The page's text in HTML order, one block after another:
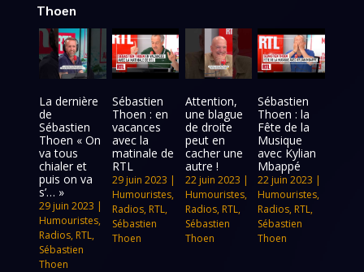
Thoen
La dernière
de
Sébastien
Thoen « On
va tous
chialer et
puis on va
s’… »
29 juin 2023 |
Humouristes,
Radios, RTL,
Sébastien
Thoen
Sébastien
Thoen : en
vacances
avec la
matinale de
RTL
29 juin 2023 |
Humouristes,
Radios, RTL,
Sébastien
Thoen
Attention,
une blague
de droite
peut en
cacher une
autre !
22 juin 2023 |
Humouristes,
Radios, RTL,
Sébastien
Thoen
Sébastien
Thoen : la
Fête de la
Musique
avec Kylian
Mbappé
22 juin 2023 |
Humouristes,
Radios, RTL,
Sébastien
Thoen